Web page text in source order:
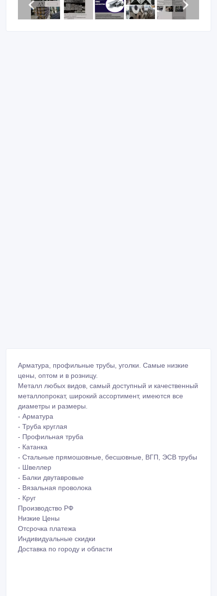
цены, оптом и в розницу.
Металл любых видов, самый доступный и качественный
металлопрокат, широкий ассортимент, имеются все
диаметры и размеры.
- Арматура
- Труба круглая
- Профильная труба
- Катанка
- Стальные прямошовные, бесшовные, ВГП, ЭСВ трубы
- Швеллер
- Балки двутавровые
- Вязальная проволока
- Круг
Производство РФ
Низкие Цены
Отсрочка платежа
Индивидуальные скидки
Доставка по городу и области